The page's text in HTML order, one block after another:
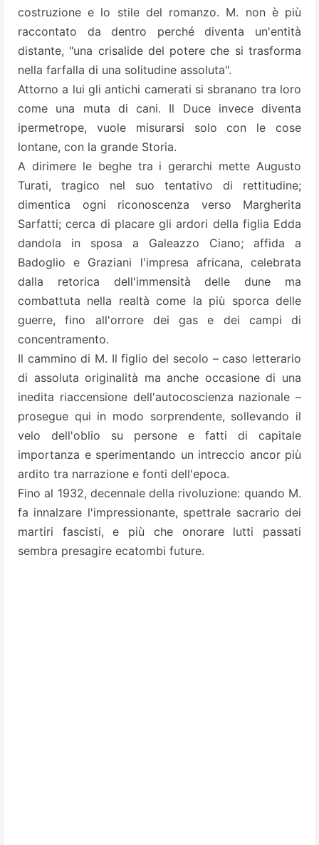
costruzione e lo stile del romanzo. M. non è più
raccontato da dentro perché diventa un'entità
distante, "una crisalide del potere che si trasforma
nella farfalla di una solitudine assoluta".
Attorno a lui gli antichi camerati si sbranano tra loro
come una muta di cani. Il Duce invece diventa
ipermetrope, vuole misurarsi solo con le cose
lontane, con la grande Storia.
A dirimere le beghe tra i gerarchi mette Augusto
Turati, tragico nel suo tentativo di rettitudine;
dimentica ogni riconoscenza verso Margherita
Sarfatti; cerca di placare gli ardori della figlia Edda
dandola in sposa a Galeazzo Ciano; affida a
Badoglio e Graziani l'impresa africana, celebrata
dalla retorica dell'immensità delle dune ma
combattuta nella realtà come la più sporca delle
guerre, fino all'orrore dei gas e dei campi di
concentramento.
Il cammino di M. Il figlio del secolo – caso letterario
di assoluta originalità ma anche occasione di una
inedita riaccensione dell'autocoscienza nazionale –
prosegue qui in modo sorprendente, sollevando il
velo dell'oblio su persone e fatti di capitale
importanza e sperimentando un intreccio ancor più
ardito tra narrazione e fonti dell'epoca.
Fino al 1932, decennale della rivoluzione: quando M.
fa innalzare l'impressionante, spettrale sacrario dei
martiri fascisti, e più che onorare lutti passati
sembra presagire ecatombi future.